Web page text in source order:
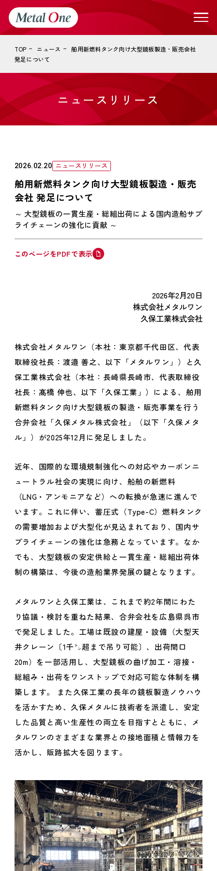
TOP ニュース
舶用新燃料タンク向け大型鏡板製造・販売会社
発足について
ニュースリリース
2026.02.20 ニュースリリース
舶用新燃料タンク向け大型鏡板製造・販売
会社 発足について
～ 大型鏡板の一貫生産・総組出荷による国内造船サプ
ライチェーンの強化に貢献 ～
このページをPDFで表示
2026年2月20日
株式会社メタルワン
久保工業株式会社
株式会社メタルワン（本社：東京都千代田区、代表
取締役社長：渡邉 善之、以下「メタルワン」）と久
保工業株式会社（本社：長崎県長崎市、代表取締役
社長：髙橋 伸也、以下「久保工業」）による、舶用
新燃料タンク向け大型鏡板の製造・販売事業を行う
合弁会社「久保メタル株式会社」（以下「久保メタ
ル」）が2025年12月に発足しました。
近年、国際的な環境規制強化への対応やカーボンニ
ュートラル社会の実現に向け、船舶の新燃料
（LNG・アンモニアなど）への転換が急速に進んで
います。これに伴い、蓄圧式（Type-C）燃料タンク
の需要増加および大型化が見込まれており、国内サ
プライチェーンの強化は急務となっています。なか
でも、大型鏡板の安定供給と一貫生産・総組出荷体
制の構築は、今後の造船業界発展の鍵となります。
メタルワンと久保工業は、これまで約2年間にわた
り協議・検討を重ねた結果、合弁会社を広島県呉市
で発足しました。工場は既設の建屋・設備（大型天
井クレーン〔1千㌧超まで吊り可能〕、出荷間口
20m）を一部活用し、大型鏡板の曲げ加工・溶接・
総組み・出荷をワンストップで対応可能な体制を構
築します。 また久保工業の長年の鏡板製造ノウハウ
を活かすため、久保メタルに技術者を派遣し、安定
した品質と高い生産性の両立を目指すとともに、メ
タルワンのさまざまな業界との接地面積と情報力を
活かし、販路拡大を図ります。